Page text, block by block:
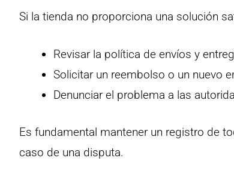
Si la tienda no proporciona una solución
Revisar la política de envíos y
Solicitar un reembolso o un nuevo
Denunciar el problema a las
Es fundamental mantener un registro de
caso de una disputa.